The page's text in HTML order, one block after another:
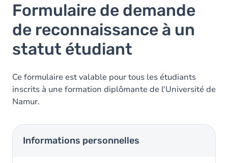
Formulaire de demande
de reconnaissance à un
statut étudiant
Ce formulaire est valable pour tous les étudiants
inscrits à une formation diplômante de l'Université de
Namur.
Informations personnelles